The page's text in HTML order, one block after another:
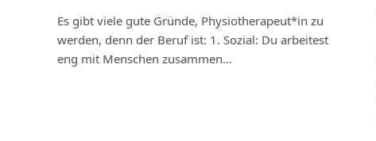
Es gibt viele gute Gründe, Physiotherapeut*in zu
werden, denn der Beruf ist: 1. Sozial: Du arbeitest
eng mit Menschen zusammen…